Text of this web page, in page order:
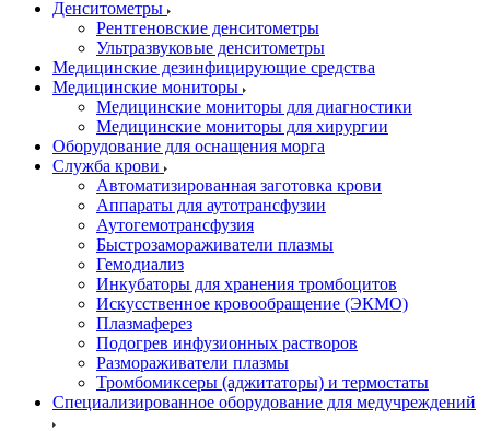
Денситометры
Рентгеновские денситометры
Ультразвуковые денситометры
Медицинские дезинфицирующие средства
Медицинские мониторы
Медицинские мониторы для диагностики
Медицинские мониторы для хирургии
Оборудование для оснащения морга
Служба крови
Автоматизированная заготовка крови
Аппараты для аутотрансфузии
Аутогемотрансфузия
Быстрозамораживатели плазмы
Гемодиализ
Инкубаторы для хранения тромбоцитов
Искусственное кровообращение (ЭКМО)
Плазмаферез
Подогрев инфузионных растворов
Размораживатели плазмы
Тромбомиксеры (аджитаторы) и термостаты
Специализированное оборудование для медучреждений